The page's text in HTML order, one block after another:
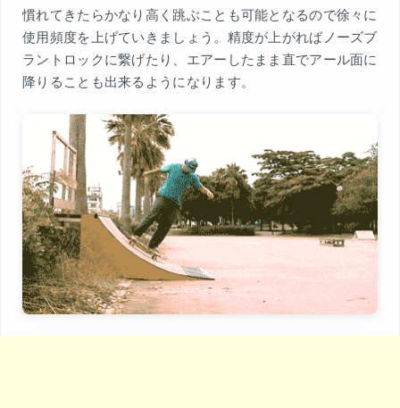
慣れてきたらかなり高く跳ぶことも可能となるので徐々に
使用頻度を上げていきましょう。精度が上がればノーズブ
ラントロックに繋げたり、エアーしたまま直でアール面に
降りることも出来るようになります。